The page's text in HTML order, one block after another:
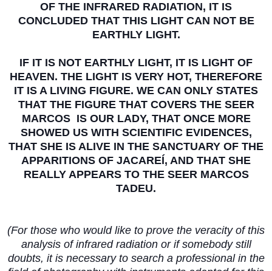
OF THE INFRARED RADIATION, IT IS
CONCLUDED THAT THIS LIGHT CAN NOT BE
EARTHLY LIGHT.
IF IT IS NOT EARTHLY LIGHT, IT IS LIGHT OF
HEAVEN. THE LIGHT IS VERY HOT, THEREFORE
IT IS A LIVING FIGURE. WE CAN ONLY STATES
THAT THE FIGURE THAT COVERS THE SEER
MARCOS IS OUR LADY, THAT ONCE MORE
SHOWED US WITH SCIENTIFIC EVIDENCES,
THAT SHE IS ALIVE IN THE SANCTUARY OF THE
APPARITIONS OF JACAREÍ, AND THAT SHE
REALLY APPEARS TO THE SEER MARCOS
TADEU.
(For those who would like to prove the veracity of this
analysis of infrared radiation or if somebody still
doubts, it is necessary to search a professional in the